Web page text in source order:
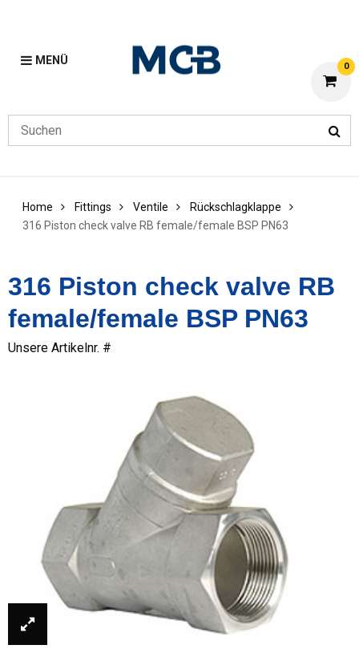
MENÜ 0
Home Fittings Ventile
Rückschlagklappe
316 Piston check valve RB female/female BSP PN63
316 Piston check valve RB
female/female BSP PN63
Unsere Artikelnr. #